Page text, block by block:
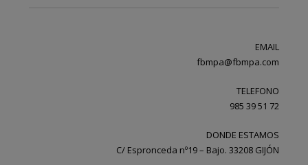
EMAIL
fbmpa@fbmpa.com
TELEFONO
985 39 51 72
DONDE ESTAMOS
C/ Espronceda nº19 – Bajo. 33208 GIJÓN